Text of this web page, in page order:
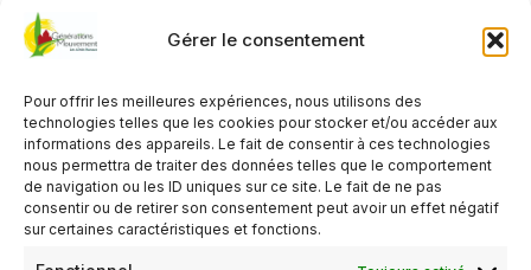
Gérer le consentement
Pour offrir les meilleures expériences, nous utilisons des
technologies telles que les cookies pour stocker et/ou accéder aux
informations des appareils. Le fait de consentir à ces technologies
nous permettra de traiter des données telles que le comportement
de navigation ou les ID uniques sur ce site. Le fait de ne pas
consentir ou de retirer son consentement peut avoir un effet négatif
sur certaines caractéristiques et fonctions.
AJOUTER AU CALENDRIER
Télécharger ICS Calendrier Google
TYPE D’ÉVÈNEMENT
Organisé par le Club de Crannes en Champagne
Activité gratuite,Réservé aux adhérents du club
organisateur